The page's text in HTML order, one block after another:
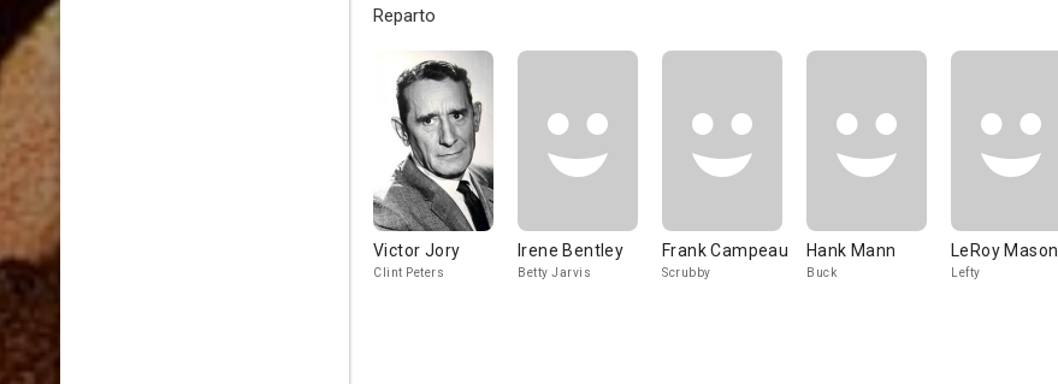
Reparto
Victor Jory
Clint Peters
Irene Bentley
Betty Jarvis
Frank Campeau
Scrubby
Hank Mann
Buck
LeRoy Mason
Lefty